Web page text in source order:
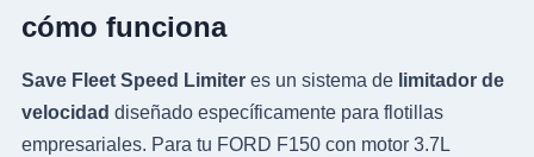
cómo funciona
Save Fleet Speed Limiteres un sistema de limitador de
velocidad diseñado específicamente para flotillas
empresariales. Para tu FORD F150 con motor 3.7L